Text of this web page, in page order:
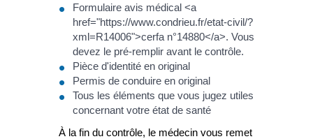
Formulaire avis médical <a
href="https://www.condrieu.fr/etat-civil/?
xml=R14006">cerfa n°14880</a>. Vous
devez le pré-remplir avant le contrôle.
Pièce d'identité en original
Permis de conduire en original
Tous les éléments que vous jugez utiles
concernant votre état de santé
À la fin du contrôle, le médecin vous remet